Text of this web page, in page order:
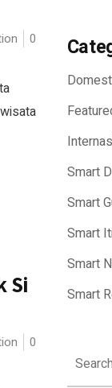
0
Si
0
Smart
Smart
Smart
Smart
Smart
for: